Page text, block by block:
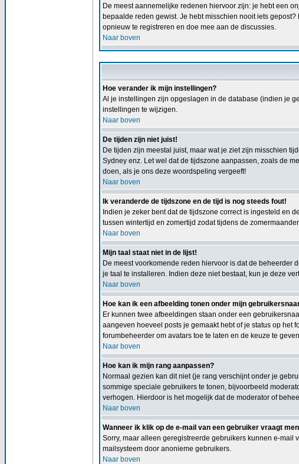
De meest aannemelijke redenen hiervoor zijn: je hebt een
bepaalde reden gewist. Je hebt misschien nooit iets
opnieuw te registreren en doe mee aan de discussies.
Naar boven
Hoe verander ik mijn instellingen?
Al je instellingen zijn opgeslagen in de database (indien je
instellingen te wijzigen.
Naar boven
De tijden zijn niet juist!
De tijden zijn meestal juist, maar wat je ziet zijn misschien
Sydney enz. Let wel dat de tijdszone aanpassen, zoals de
doen, als je ons deze woordspeling vergeeft!
Naar boven
Ik veranderde de tijdszone en de tijd is nog steeds fout!
Indien je zeker bent dat de tijdszone correct is ingesteld en
tussen wintertijd en zomertijd zodat tijdens de
Naar boven
Mijn taal staat niet in de lijst!
De meest voorkomende reden hiervoor is dat de beheerder
je taal te installeren. Indien deze niet bestaat, kun je deze
Naar boven
Hoe kan ik een afbeelding tonen onder mijn
Er kunnen twee afbeeldingen staan onder een
aangeven hoeveel posts je gemaakt hebt of je status op het
forumbeheerder om avatars toe te laten en de keuze te
Naar boven
Hoe kan ik mijn rang aanpassen?
Normaal gezien kan dit niet (je rang verschijnt onder je
sommige speciale gebruikers te tonen, bijvoorbeeld
verhogen. Hierdoor is het mogelijk dat de moderator of
Naar boven
Wanneer ik klik op de e-mail van een gebruiker vraagt
Sorry, maar alleen geregistreerde gebruikers kunnen e-
mailsysteem door anonieme gebruikers.
Naar boven